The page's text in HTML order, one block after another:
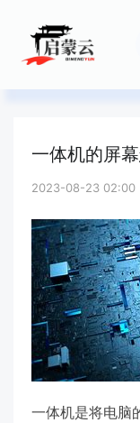
一体机的屏
2023-08-23 02:00
一体机是将电脑